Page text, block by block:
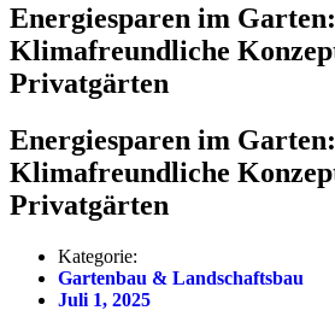
Energiesparen im Garten:
Klimafreundliche
Privatgärten
Energiesparen im Garten:
Klimafreundliche
Privatgärten
Kategorie:
Gartenbau & Landschaftsbau
Juli 1, 2025